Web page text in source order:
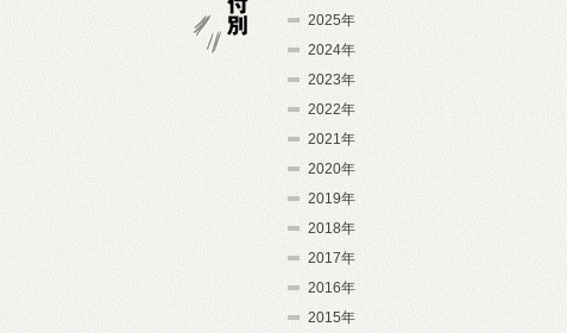
2025年
2024年
2023年
2022年
2021年
2020年
2019年
2018年
2017年
2016年
2015年